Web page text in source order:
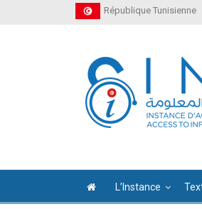
République Tunisienne
L’Instance